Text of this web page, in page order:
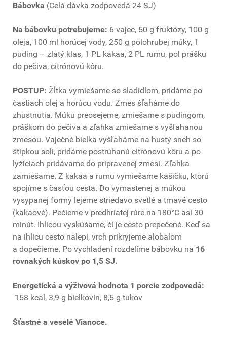
Bábovka (Celá dávka zodpovedá 24 SJ)
Na bábovku potrebujeme: 6 vajec, 50 g fruktózy, 100 g
oleja, 100 ml horúcej vody, 250 g polohrubej múky, 1
puding – zlatý klas, 1 PL kakaa, 2 PL rumu, pol prášku
do pečiva, citrónovú kôru.
POSTUP: Žĺtka vymiešame so sladidlom, pridáme po
častiach olej a horúcu vodu. Zmes šľaháme do
zhustnutia. Múku preosejeme, zmiešame s pudingom,
práškom do pečiva a zľahka zmiešame s vyšľahanou
zmesou. Vaječné bielka vyšľaháme na hustý sneh so
štipkou soli, pridáme postrúhanú citrónovú kôru a po
lyžiciach pridávame do pripravenej zmesi. Zľahka
zamiešame. Z kakaa a rumu vymiešame kašičku, ktorú
spojíme s časťou cesta. Do vymastenej a múkou
vysypanej formy lejeme striedavo svetlé a tmavé cesto
(kakaové). Pečieme v predhriatej rúre na 180°C asi 30
minút. Ihlicou vyskúšame, či je cesto prepečené. Keď sa
na ihlicu cesto nalepí, vrch prikryjeme alobalom
a dopečieme. Po vychladení rozdelíme bábovku na 16
rovnakých kúskov po 1,5 SJ.
Energetická a výživová hodnota 1 porcie zodpovedá:
158 kcal, 3,9 g bielkovín, 8,5 g tukov
Šťastné a veselé Vianoce.